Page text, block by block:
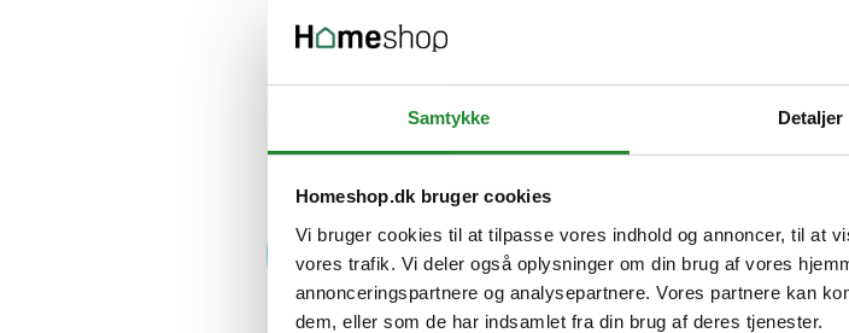
Samtykke Detaljer
Homeshop.dk bruger cookies
Vi bruger cookies til at tilpasse vores indhold og annoncer, til at
vores trafik. Vi deler også oplysninger om din brug af vores
annonceringspartnere og analysepartnere. Vores partnere kan
dem, eller som de har indsamlet fra din brug af deres tjenester.